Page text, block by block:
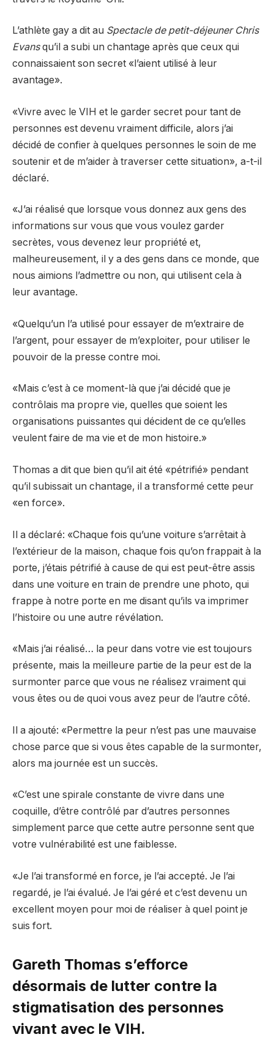
L’athlète gay a dit au Spectacle de petit-déjeuner Chris
Evansqu’il a subi un chantage après que ceux qui
connaissaient son secret «l’aient utilisé à leur
avantage».
«Vivre avec le VIH et le garder secret pour tant de
personnes est devenu vraiment difficile, alors j’ai
décidé de confier à quelques personnes le soin de me
soutenir et de m’aider à traverser cette situation», a-t-il
déclaré.
«J’ai réalisé que lorsque vous donnez aux gens des
informations sur vous que vous voulez garder
secrètes, vous devenez leur propriété et,
malheureusement, il y a des gens dans ce monde, que
nous aimions l’admettre ou non, qui utilisent cela à
leur avantage.
«Quelqu’un l’a utilisé pour essayer de m’extraire de
l’argent, pour essayer de m’exploiter, pour utiliser le
pouvoir de la presse contre moi.
«Mais c’est à ce moment-là que j’ai décidé que je
contrôlais ma propre vie, quelles que soient les
organisations puissantes qui décident de ce qu’elles
veulent faire de ma vie et de mon histoire.»
Thomas a dit que bien qu’il ait été «pétrifié» pendant
qu’il subissait un chantage, il a transformé cette peur
«en force».
Il a déclaré: «Chaque fois qu’une voiture s’arrêtait à
l’extérieur de la maison, chaque fois qu’on frappait à la
porte, j’étais pétrifié à cause de qui est peut-être assis
dans une voiture en train de prendre une photo, qui
frappe à notre porte en me disant qu’ils va imprimer
l’histoire ou une autre révélation.
«Mais j’ai réalisé… la peur dans votre vie est toujours
présente, mais la meilleure partie de la peur est de la
surmonter parce que vous ne réalisez vraiment qui
vous êtes ou de quoi vous avez peur de l’autre côté.
Il a ajouté: «Permettre la peur n’est pas une mauvaise
chose parce que si vous êtes capable de la surmonter,
alors ma journée est un succès.
«C’est une spirale constante de vivre dans une
coquille, d’être contrôlé par d’autres personnes
simplement parce que cette autre personne sent que
votre vulnérabilité est une faiblesse.
«Je l’ai transformé en force, je l’ai accepté. Je l’ai
regardé, je l’ai évalué. Je l’ai géré et c’est devenu un
excellent moyen pour moi de réaliser à quel point je
suis fort.
Gareth Thomas s’efforce
désormais de lutter contre la
stigmatisation des personnes
vivant avec le VIH.